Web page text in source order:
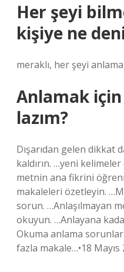
Her şeyi
kişiye ne
meraklı, her şeyi
Anlamak
lazım?
Dışarıdan gelen dikkat
kaldırın. …yeni
metnin ana fikrini
makaleleri özetleyin.
sorun. …Anlaşılmayan
okuyun. …Anlayana
Okuma anlama
fazla makale…•18 Mayıs